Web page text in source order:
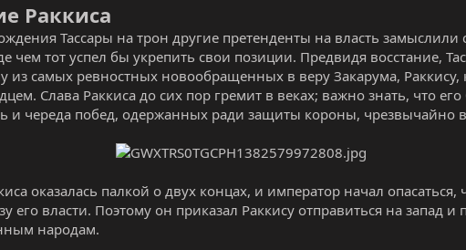
Раккиса
Тассары на трон другие претенденты на власть замыслили
чем тот успел бы укрепить свои позиции. Предвидя восстание,
самых ревностных новообращенных в веру Закарума,
Слава Раккиса до сих пор гремит в веках; важно знать, что его
и череда побед, одержанных ради защиты короны, чрезвычайно
оказалась палкой о двух концах, и император начал опасаться,
его власти. Поэтому он приказал Раккису отправиться на запад и
народам.